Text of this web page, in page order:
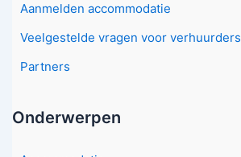
Aanmelden accommodatie
Veelgestelde vragen voor verhuurders
Partners
Onderwerpen